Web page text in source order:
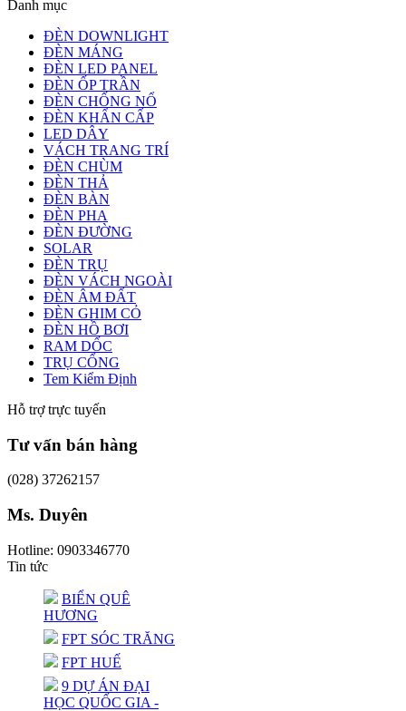
Danh mục
ĐÈN DOWNLIGHT
ĐÈN MÁNG
ĐÈN LED PANEL
ĐÈN ỐP TRẦN
ĐÈN CHỐNG NỔ
ĐÈN KHẨN CẤP
LED DÂY
VÁCH TRANG TRÍ
ĐÈN CHÙM
ĐÈN THẢ
ĐÈN BÀN
ĐÈN PHA
ĐÈN ĐƯỜNG
SOLAR
ĐÈN TRỤ
ĐÈN VÁCH NGOÀI
ĐÈN ÂM ĐẤT
ĐÈN GHIM CỎ
ĐÈN HỒ BƠI
RAM DỐC
TRỤ CỔNG
Tem Kiểm Định
Hỗ trợ trực tuyến
Tư vấn bán hàng
(028) 37262157
Ms. Duyên
Hotline: 0903346770
Tin tức
BIỂN QUÊ
HƯƠNG
FPT SÓC TRĂNG
FPT HUẾ
9 DỰ ÁN ĐẠI
HỌC QUỐC GIA -